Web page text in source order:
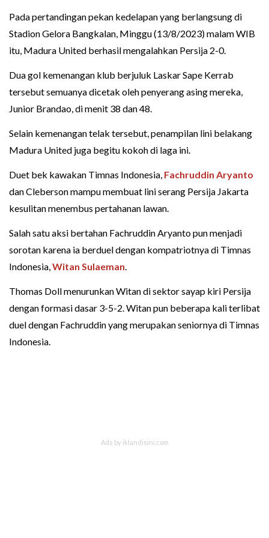
Pada pertandingan pekan kedelapan yang berlangsung di
Stadion Gelora Bangkalan, Minggu (13/8/2023) malam WIB
itu, Madura United berhasil mengalahkan Persija 2-0.
Dua gol kemenangan klub berjuluk Laskar Sape Kerrab
tersebut semuanya dicetak oleh penyerang asing mereka,
Junior Brandao, di menit 38 dan 48.
Selain kemenangan telak tersebut, penampilan lini belakang
Madura United juga begitu kokoh di laga ini.
Duet bek kawakan Timnas Indonesia, Fachruddin Aryanto
dan Cleberson mampu membuat lini serang Persija Jakarta
kesulitan menembus pertahanan lawan.
Salah satu aksi bertahan Fachruddin Aryanto pun menjadi
sorotan karena ia berduel dengan kompatriotnya di Timnas
Indonesia,Witan Sulaeman.
Thomas Doll menurunkan Witan di sektor sayap kiri Persija
dengan formasi dasar 3-5-2. Witan pun beberapa kali terlibat
duel dengan Fachruddin yang merupakan seniornya di Timnas
Indonesia.